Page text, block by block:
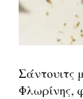
Σάντουιτς
Φλωρίνης,